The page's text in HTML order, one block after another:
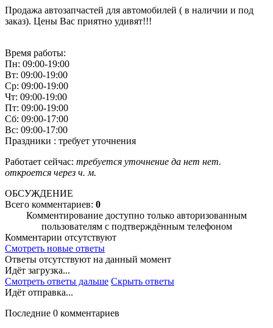
Продажа автозапчастей для автомобилей ( в наличии и под
заказ). Цены Вас приятно удивят!!!
Время работы:
Пн: 09:00-19:00
Вт: 09:00-19:00
Ср: 09:00-19:00
Чт: 09:00-19:00
Пт: 09:00-19:00
Сб: 09:00-17:00
Вс: 09:00-17:00
Праздники : требует уточнения
Работает сейчас: требуется уточнение да нет нет.
откроется через ч. м.
ОБСУЖДЕНИЕ
Всего комментариев: 0
Комментирование доступно только авторизованным
пользователям с подтверждённым телефоном
Комментарии отсутствуют
Смотреть новые ответы
Ответы отсутствуют на данный момент
Идёт загрузка...
Смотреть ответы дальше Скрыть ответы
Идёт отправка...
Последние 0 комментариев